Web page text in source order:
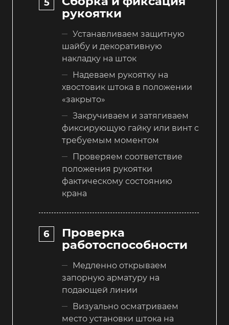
рукоятки
Устанавливаем защитную
шайбу и декоративную
накладку на шток
Надеваем рукоятку на
хвостовик штока в положении
«закрыто»
Закручиваем и затягиваем
фиксирующую гайку или винт с
требуемым моментом
Проверяем соответствие
положения рукоятки
фактическому состоянию
крана
Проверка
работоспособности
Медленно открываем
запорную арматуру на
подающей линии
Визуально осматриваем
место установки штока на